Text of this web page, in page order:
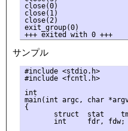
close(0)
close(1)
close(2)
exit_group(0)
+++ exited with 0 +++
サンプル
#include <stdio.h>
#include <fcntl.h>
int
main(int argc, char
{
struct  stat
       int     fdr, fdw;